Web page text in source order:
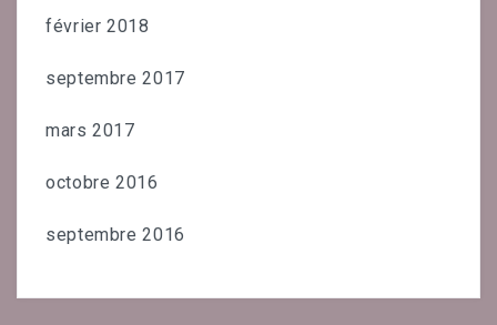
février 2018
septembre 2017
mars 2017
octobre 2016
septembre 2016